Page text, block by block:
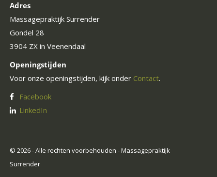
Adres
Massagepraktijk Surrender
Gondel 28
3904 ZX in Veenendaal
Openingstijden
Voor onze openingstijden, kijk onder Contact.
Facebook
LinkedIn
© 2026 - Alle rechten voorbehouden - Massagepraktijk
Surrender